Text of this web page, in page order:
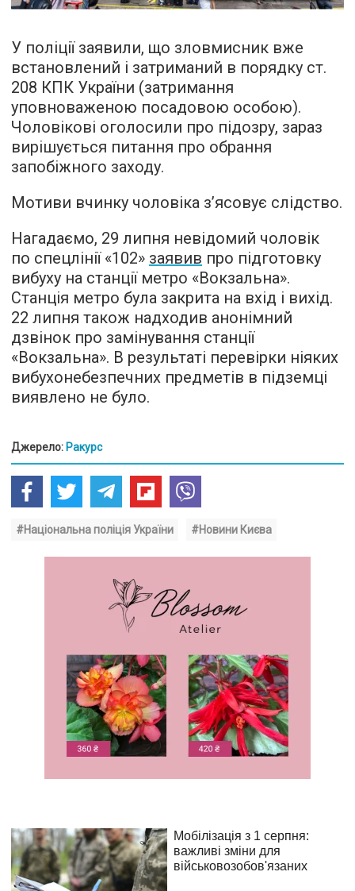
У поліції заявили, що зловмисник вже
встановлений і затриманий в порядку ст.
208 КПК України (затримання
уповноваженою посадовою особою).
Чоловікові оголосили про підозру, зараз
вирішується питання про обрання
запобіжного заходу.
Мотиви вчинку чоловіка з’ясовує слідство.
Нагадаємо, 29 липня невідомий чоловік
по спецлінії «102» заявив про підготовку
вибуху на станції метро «Вокзальна».
Станція метро була закрита на вхід і вихід.
22 липня також надходив анонімний
дзвінок про замінування станції
«Вокзальна». В результаті перевірки ніяких
вибухонебезпечних предметів в підземці
виявлено не було.
Джерело: Ракурс
#Національна поліція України #Новини Києва